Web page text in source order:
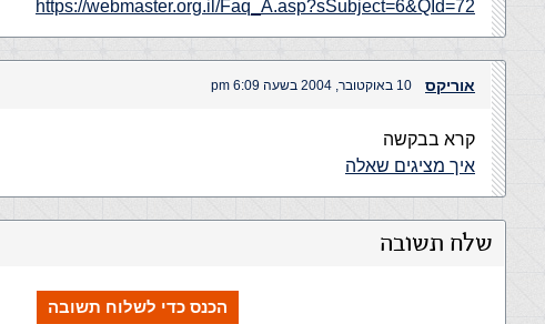
https://webmaster.org.il/Faq_A.asp?sSubject=6&QId=72
אוריקס 10 באוקטובר, 2004 בשעה 6:09 pm
קרא בבקשה
איך מציגים שאלה
שלח תשובה
הכנס כדי לשלוח תשובה